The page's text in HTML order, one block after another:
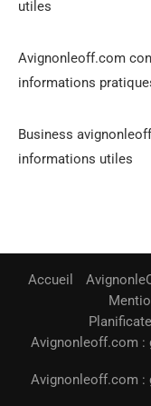
utiles
Avignonleoff.com
informations
Business
informations utiles
Accueil
Avignonleoff.com :
Avignonleoff.com :